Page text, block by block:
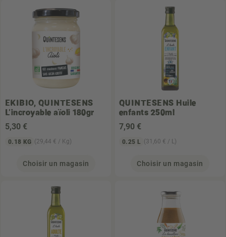
EKIBIO, QUINTESENS
L'incroyable aïoli 180gr
5,30 €
0.18 KG (29,44 € / Kg)
Choisir un magasin
QUINTESENS Huile
enfants 250ml
7,90 €
0.25 L (31,60 € / L)
Choisir un magasin